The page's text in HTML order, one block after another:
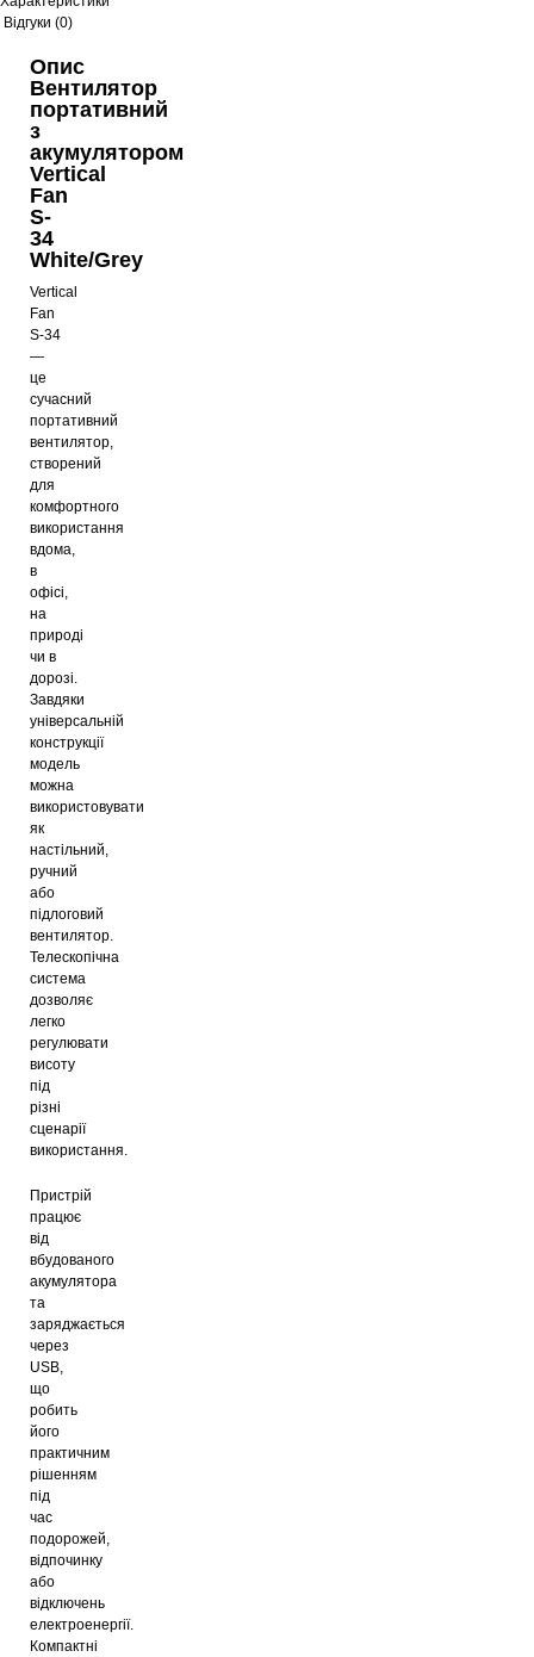
Відгуки (0)
Опис
Вентилятор
портативний
з
акумулятором
Vertical
Fan
S-
34
White/Grey
Vertical
Fan
S-34
—
це
сучасний
портативний
вентилятор,
створений
для
комфортного
використання
вдома,
в
офісі,
на
природі
чи в
дорозі.
Завдяки
універсальній
конструкції
модель
можна
використовувати
як
настільний,
ручний
або
підлоговий
вентилятор.
Телескопічна
система
дозволяє
легко
регулювати
висоту
під
різні
сценарії
використання.
Пристрій
працює
від
вбудованого
акумулятора
та
заряджається
через
USB,
що
робить
його
практичним
рішенням
під
час
подорожей,
відпочинку
або
відключень
електроенергії.
Компактні